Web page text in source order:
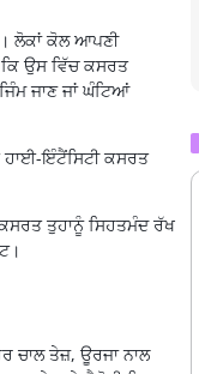
ਲੋਕਾਂ ਕੋਲ ਆਪਣੀ
ਉਸ ਵਿੱਚ ਕਸਰਤ
ਜਿੰਮਜਾਣ ਜਾਂ ਘੰਟਿਆਂ
ਇੰਟੈਂਸਿਟੀਕਸਰਤ
ਤੁਹਾਨੂੰਸਿਹਤਮੰਦਰੱਖ
।
ਚਾਲ ਤੇਜ਼, ਊਰਜਾ ਨਾਲ